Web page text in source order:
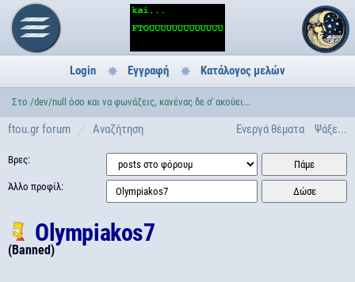
Login Εγγραφή Κατάλογος μελών
Στο /dev/null όσο και να φωνάζεις, κανένας δε σ' ακούει...
Ενεργά θέματα Ψάξε...
ftou.gr forum Αναζήτηση
Olympiakos7
(Banned)
Βρες:
Άλλο προφίλ: